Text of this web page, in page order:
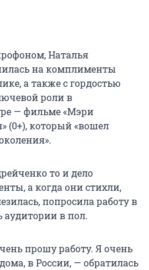
Наталья
на комплименты
а также с гордостью
роли в
— фильме «Мэри
(0+), который «вошел
то и дело
а когда они стихли,
попросила работу в
аудитории в пол.
прошу работу. Я очень
в России, — обратилась